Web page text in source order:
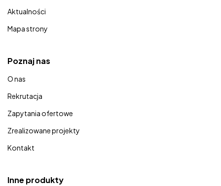
Aktualności
Mapa strony
Poznaj nas
O nas
Rekrutacja
Zapytania ofertowe
Zrealizowane projekty
Kontakt
Inne produkty